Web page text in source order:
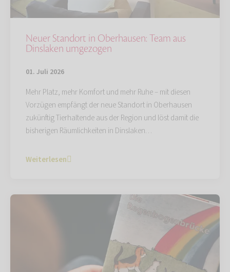
Neuer Standort in Oberhausen: Team aus
Dinslaken umgezogen
01. Juli 2026
Mehr Platz, mehr Komfort und mehr Ruhe – mit diesen
Vorzügen empfängt der neue Standort in Oberhausen
zukünftig Tierhaltende aus der Region und löst damit die
bisherigen Räumlichkeiten in Dinslaken…
Weiterlesen